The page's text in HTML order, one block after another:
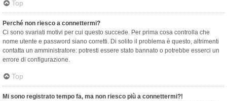
Top
Perché non riesco a connettermi?
Ci sono svariati motivi per cui questo succede. Per prima cosa controlla che
nome utente e password siano corretti. Di solito il problema è questo, altrimenti
contatta un amministratore: potresti essere stato bannato o potrebbe esserci un
errore di configurazione.
Top
Mi sono registrato tempo fa, ma non riesco più a connettermi?!